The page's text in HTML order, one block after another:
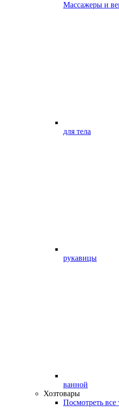
Массажеры и
для тела
рукавицы
ванной
Хозтовары
Посмотреть все